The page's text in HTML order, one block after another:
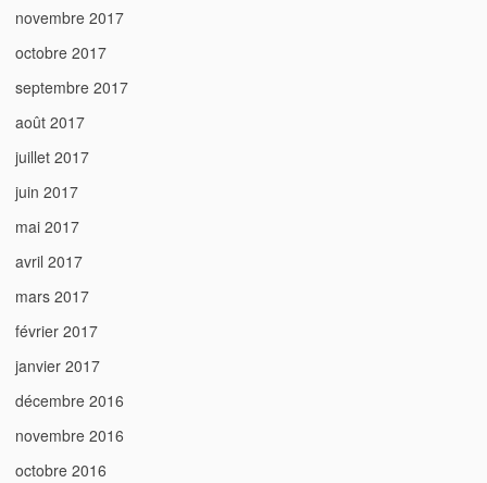
novembre 2017
octobre 2017
septembre 2017
août 2017
juillet 2017
juin 2017
mai 2017
avril 2017
mars 2017
février 2017
janvier 2017
décembre 2016
novembre 2016
octobre 2016